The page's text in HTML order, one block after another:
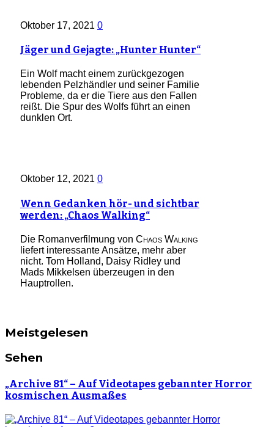
Oktober 17, 2021 0
Jäger und Gejagte: „Hunter Hunter“
Ein Wolf macht einem zurückgezogen
lebenden Pelzhändler und seiner Familie
Probleme, da er die Tiere aus den Fallen
reißt. Die Spur des Wolfs führt an einen
dunklen Ort.
Oktober 12, 2021 0
Wenn Gedanken hör- und sichtbar
werden: „Chaos Walking“
Die Romanverfilmung von Chaos Walking
liefert interessante Ansätze, mehr aber
nicht. Tom Holland, Daisy Ridley und
Mads Mikkelsen überzeugen in den
Hauptrollen.
Meistgelesen
Sehen
„Archive 81“ – Auf Videotapes gebannter Horror
kosmischen Ausmaßes